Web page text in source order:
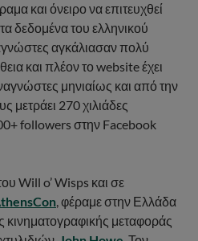
και όνειρο να επιτευχθεί
τα δεδομένα του ελληνικού
αγκάλιασαν πολύ
και πλέον το website έχει
μηνιαίως και από την
μετράει 270 χιλιάδες
followers στην Facebook
Will o’ Wisps και σε
, φέραμε στην Ελλάδα
κινηματογραφικής μεταφοράς